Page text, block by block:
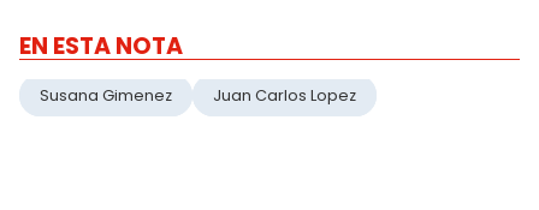
EN ESTA NOTA
Susana Gimenez Juan Carlos Lopez